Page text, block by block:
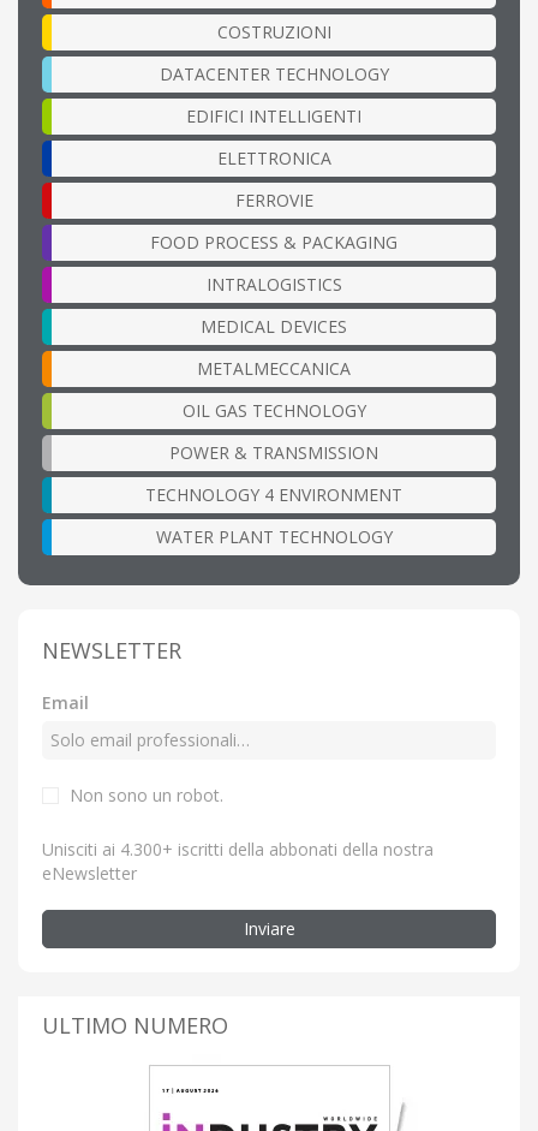
COSTRUZIONI
DATACENTER TECHNOLOGY
EDIFICI INTELLIGENTI
ELETTRONICA
FERROVIE
FOOD PROCESS & PACKAGING
INTRALOGISTICS
MEDICAL DEVICES
METALMECCANICA
OIL GAS TECHNOLOGY
POWER & TRANSMISSION
TECHNOLOGY 4 ENVIRONMENT
WATER PLANT TECHNOLOGY
NEWSLETTER
Email
Non sono un robot.
Unisciti ai 4.300+ iscritti della abbonati della nostra
eNewsletter
Inviare
ULTIMO NUMERO